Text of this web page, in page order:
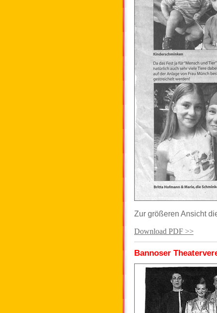
Zur größeren Ansicht
Download PDF >>
Bannoser